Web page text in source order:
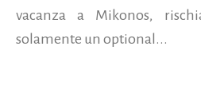
vacanza a Mikonos,
solamente un optional...